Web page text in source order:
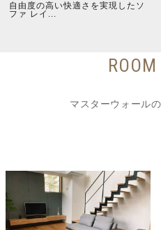
自由度の高い快適さを実現したソ
ファ レイ...
マスターウォール